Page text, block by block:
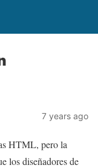
7 years ago
HTML, pero la
los diseñadores de